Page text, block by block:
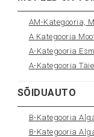
AM-Kategooria,
A Kategooria
A-Kategooria
A-Kategooria
SÕIDUAUTO
B-Kategooria
B-Kategooria